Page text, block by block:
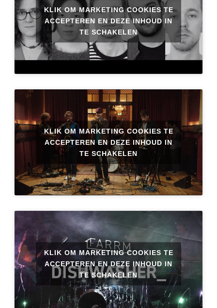
KLIK OM MARKETING COOKIES TE
ACCEPTEREN EN DEZE INHOUD IN
TE SCHAKELEN
KLIK OM MARKETING COOKIES TE
ACCEPTEREN EN DEZE INHOUD IN
TE SCHAKELEN
KLIK OM MARKETING COOKIES TE
ACCEPTEREN EN DEZE INHOUD IN
TE SCHAKELEN